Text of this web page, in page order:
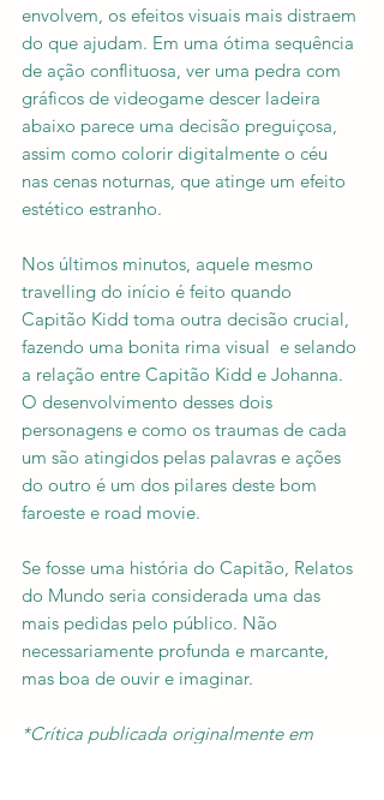
envolvem, os efeitos visuais mais distraem
do que ajudam. Em uma ótima sequência
de ação conflituosa, ver uma pedra com
gráficos de videogame descer ladeira
abaixo parece uma decisão preguiçosa,
assim como colorir digitalmente o céu
nas cenas noturnas, que atinge um efeito
estético estranho.
Nos últimos minutos, aquele mesmo
travelling do início é feito quando
Capitão Kidd toma outra decisão crucial,
fazendo uma bonita rima visual  e selando
a relação entre Capitão Kidd e Johanna.
O desenvolvimento desses dois
personagens e como os traumas de cada
um são atingidos pelas palavras e ações
do outro é um dos pilares deste bom
faroeste e road movie.
Se fosse uma história do Capitão, Relatos
do Mundo seria considerada uma das
mais pedidas pelo público. Não
necessariamente profunda e marcante,
mas boa de ouvir e imaginar.
*Crítica publicada originalmente em